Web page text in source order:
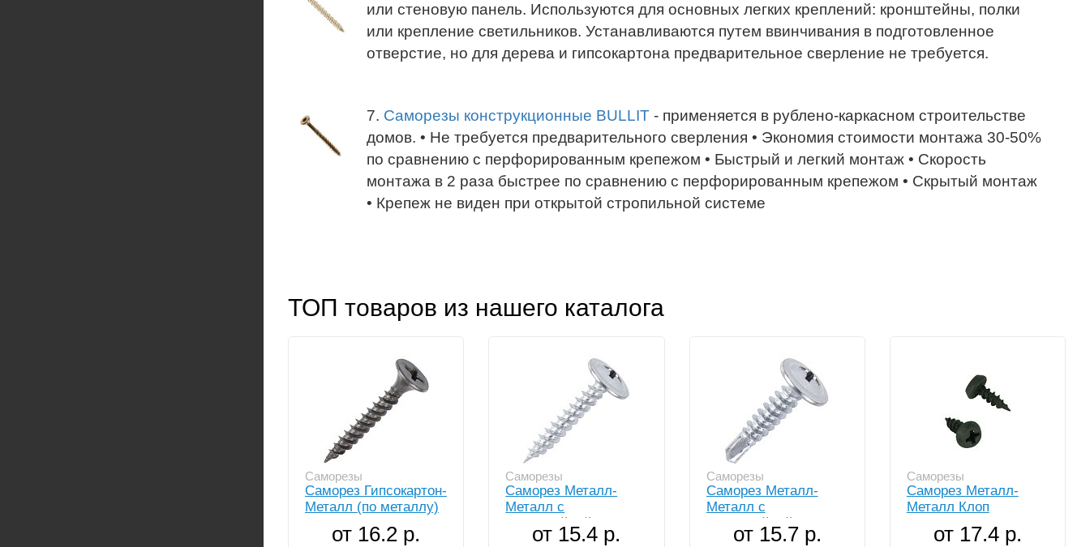
или стеновую панель. Используются для основных легких креплений: кронштейны, полки
или крепление светильников. Устанавливаются путем ввинчивания в подготовленное
отверстие, но для дерева и гипсокартона предварительное сверление не требуется.
7. Саморезы конструкционные BULLIT - применяется в рублено-каркасном строительстве
домов. • Не требуется предварительного сверления • Экономия стоимости монтажа 30-50%
по сравнению с перфорированным крепежом • Быстрый и легкий монтаж • Скорость
монтажа в 2 раза быстрее по сравнению с перфорированным крепежом • Скрытый монтаж
• Крепеж не виден при открытой стропильной системе
ТОП товаров из нашего каталога
Саморезы
Саморез Гипсокартон-
Металл (по металлу)
от 16.2 р.
Саморезы
Саморез Металл-
Металл с
прессшайбой
от 15.4 р.
Саморезы
Саморез Металл-
Металл с
прессшайбой сверло
от 15.7 р.
Саморезы
Саморез Металл-
Металл Клоп
от 17.4 р.